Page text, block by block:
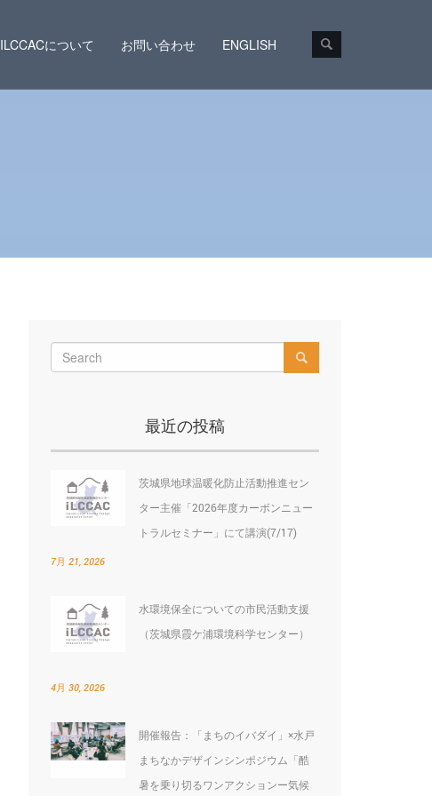
ILCCACについて お問い合わせ ENGLISH
最近の投稿
茨城県地球温暖化防止活動推進セン
ター主催「2026年度カーボンニュー
トラルセミナー」にて講演(7/17)
7月 21, 2026
水環境保全についての市民活動支援
（茨城県霞ケ浦環境科学センター）
4月 30, 2026
開催報告：「まちのイバダイ」×水戸
まちなかデザインシンポジウム「酷
暑を乗り切るワンアクションー気候